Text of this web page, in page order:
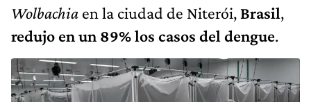
Wolbachia en la ciudad de Niterói, Brasil,
redujo en un 89% los casos del dengue.